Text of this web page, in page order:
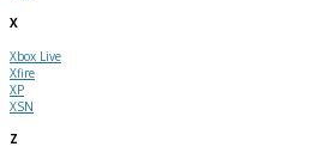
X
Xbox Live
Xfire
XP
XSN
Z